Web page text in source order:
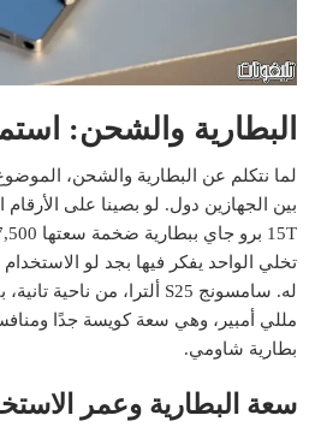
البطارية والشحن:
لما نتكلم عن البطارية والشحن،
بين الجهازين دول. لو بصينا على
تخلي الواحد يفكر فيها بجد لو
مللي أمبير، وهي سعة كويسة جدًا
بطارية شاومي.
سعة البطارية وعمر